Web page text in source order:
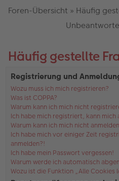
Foren-Übersicht » Häufig
Häufig gestellte
Registrierung und
Wozu muss ich mich registrieren?
Was ist COPPA?
Warum kann ich mich nicht
Ich habe mich registriert, kann mich
Warum kann ich mich nicht
Ich habe mich vor einiger Zeit
anmelden?!
Ich habe mein Passwort vergessen!
Warum werde ich automatisch
Wozu ist die Funktion „Alle Cookies